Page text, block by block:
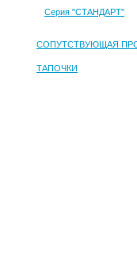
Серия "СТАНДАРТ"
СОПУТСТВУЮЩАЯ
ТАПОЧКИ